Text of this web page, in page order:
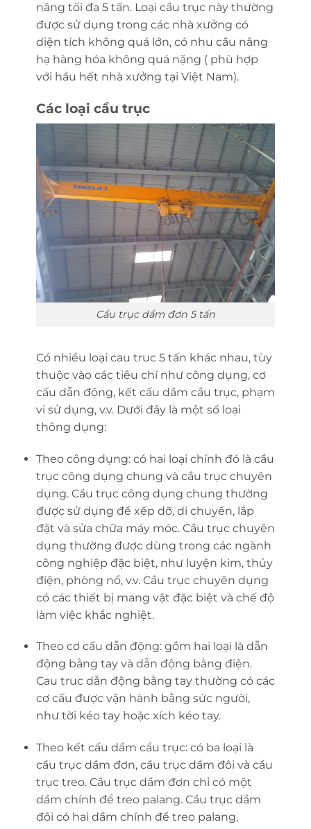
nâng tối đa 5 tấn. Loại cầu trục này thường
được sử dụng trong các nhà xưởng có
diện tích không quá lớn, có nhu cầu nâng
hạ hàng hóa không quá nặng ( phù hợp
với hầu hết nhà xưởng tại Việt Nam).
Các loại cầu trục
Cầu trục dầm đơn 5 tấn
Có nhiều loại cau truc 5 tấn khác nhau, tùy
thuộc vào các tiêu chí như công dụng, cơ
cấu dẫn động, kết cấu dầm cầu trục, phạm
vi sử dụng, v.v. Dưới đây là một số loại
thông dụng:
Theo công dụng: có hai loại chính đó là cầu
trục công dụng chung và cầu trục chuyên
dụng. Cầu trục công dụng chung thường
được sử dụng để xếp dỡ, di chuyển, lắp
đặt và sửa chữa máy móc. Cầu trục chuyên
dụng thường được dùng trong các ngành
công nghiệp đặc biệt, như luyện kim, thủy
điện, phòng nổ, v.v. Cầu trục chuyên dụng
có các thiết bị mang vật đặc biệt và chế độ
làm việc khắc nghiệt.
Theo cơ cấu dẫn động: gồm hai loại là dẫn
động bằng tay và dẫn động bằng điện.
Cau truc dẫn động bằng tay thường có các
cơ cấu được vận hành bằng sức người,
như tời kéo tay hoặc xích kéo tay.
Theo kết cấu dầm cẩu trục: có ba loại là
cầu trục dầm đơn, cầu trục dầm đôi và cầu
trục treo. Cầu trục dầm đơn chỉ có một
dầm chính để treo palang. Cầu trục dầm
đôi có hai dầm chính để treo palang,